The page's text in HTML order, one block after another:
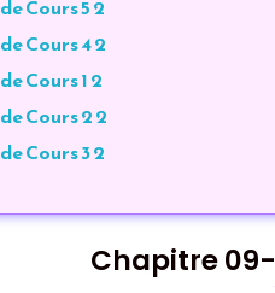
Cours 5 2
Cours 4 2
Cours 1 2
Cours 2 2
Cours 3 2
Chapitre 09-